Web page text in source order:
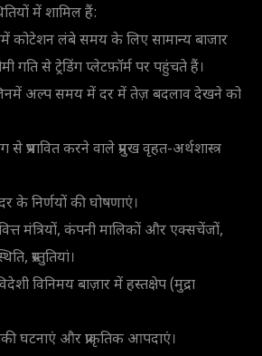
में शामिल हैं:
कोटेशन लंबे समय के लिए सामान्य बाजार
गति से ट्रेडिंग प्लेटफ़ॉर्म पर पहुंचते हैं।
जिनमें अल्प समय में दर में तेज़ बदलाव देखने को
प्रभावित करने वाले प्रमुख वृहत-अर्थशास्त्र
के निर्णयों की घोषणाएं।
वित्त मंत्रियों, कंपनी मालिकों और एक्सचेंजों,
प्रस्तुतियां।
विनिमय बाज़ार में हस्तक्षेप (मुद्रा
घटनाएं और प्राकृतिक आपदाएं।